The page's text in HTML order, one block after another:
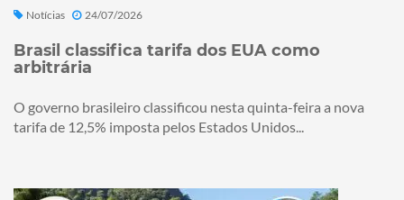
Notícias 24/07/2026
Brasil classifica tarifa dos EUA como
arbitrária
O governo brasileiro classificou nesta quinta-feira a nova
tarifa de 12,5% imposta pelos Estados Unidos...